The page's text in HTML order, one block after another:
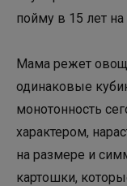
пойму в 15 лет
Мама режет
одинаковые
монотонность
характером,
на размере и
картошки,